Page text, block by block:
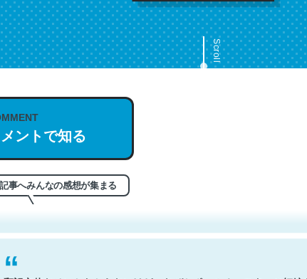
Scroll
ントで知る
記事へみんなの感想が集まる
これは名文。彼はとてもクレバーなんだろうなと凄く思う。英語少
もお勧め。自分はこの流れ好き。Let’s Fucking Go. Then Covid
─今のこの状況が信じられるかい？ by ラーズ・ヌートバー
翻訳文体なせいかわからないけど、なぜかポールオースターの短編